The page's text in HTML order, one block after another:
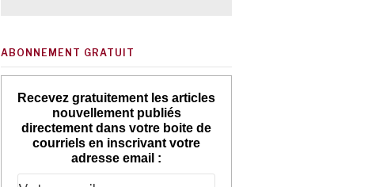
ABONNEMENT GRATUIT
Recevez gratuitement les articles
nouvellement publiés
directement dans votre boite de
courriels en inscrivant votre
adresse email :